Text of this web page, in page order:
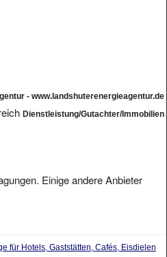
- www.landshuterenergieagentur.de
Dienstleistung/Gutachter/Immobilien
Einige andere Anbieter
für Hotels, Gaststätten, Cafés, Eisdielen